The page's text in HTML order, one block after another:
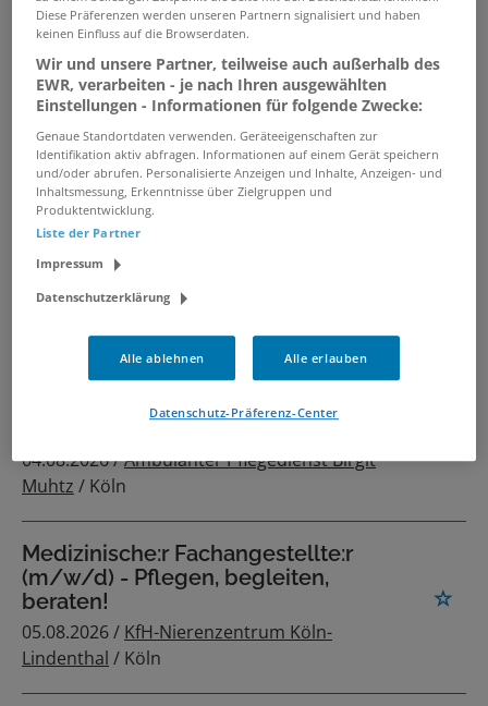
Medizinische/-r Fachangestellte/-
r / MFA - Reproduktionsmedizin
(w/m/d)
07.08.2026 /MVZ PAN INSTITUT GmbH
Interdisziplinäres Kinderwunschzentrum/ Köln
Medizinische:r Fachangestellte:r
(m/w/d) - Pflege von besonderer
KfH-Nierenzentrum Köln-Longerich
Medizinische:r Fachangestellte:r
(w/m/d) - Hier gehören Sie hin!
04.08.2026 /Ambulanter Pflegedienst Birgit
Muhtz / Köln
Medizinische:r Fachangestellte:r
(m/w/d) - Pflegen, begleiten,
beraten!
05.08.2026 / KfH-Nierenzentrum Köln-
Lindenthal / Köln
Diese Präferenzen werden unseren Partnern signalisiert und haben
keinen Einfluss auf die Browserdaten.
Wir und unsere Partner, teilweise auch außerhalb des
EWR, verarbeiten - je nach Ihren ausgewählten
Einstellungen - Informationen für folgende Zwecke:
Genaue Standortdaten verwenden. Geräteeigenschaften zur
Identifikation aktiv abfragen. Informationen auf einem Gerät speichern
und/oder abrufen. Personalisierte Anzeigen und Inhalte, Anzeigen- und
Inhaltsmessung, Erkenntnisse über Zielgruppen und
Produktentwicklung.
Liste der Partner
Impressum
Datenschutzerklärung
Alle ablehnen Alle erlauben
Datenschutz-Präferenz-Center